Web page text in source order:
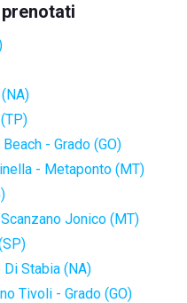
- Grado (GO)
- Metaponto (MT)
Jonico (MT)
Stabia (NA)
Tivoli - Grado (GO)